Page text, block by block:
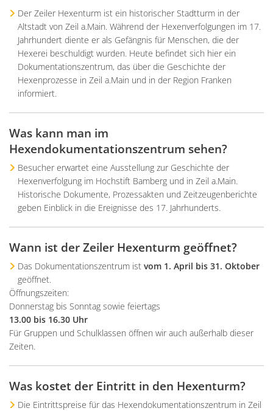
Der Zeiler Hexenturm ist ein historischer Stadtturm in der
Altstadt von Zeil a.Main. Während der Hexenverfolgungen im 17.
Jahrhundert diente er als Gefängnis für Menschen, die der
Hexerei beschuldigt wurden. Heute befindet sich hier ein
Dokumentationszentrum, das über die Geschichte der
Hexenprozesse in Zeil a.Main und in der Region Franken
informiert.
Was kann man im
Hexendokumentationszentrum sehen?
Besucher erwartet eine Ausstellung zur Geschichte der
Hexenverfolgung im Hochstift Bamberg und in Zeil a.Main.
Historische Dokumente, Prozessakten und Zeitzeugenberichte
geben Einblick in die Ereignisse des 17. Jahrhunderts.
Wann ist der Zeiler Hexenturm geöffnet?
Das Dokumentationszentrum ist vom 1. April bis 31. Oktober
geöffnet.
Öffnungszeiten:
Donnerstag bis Sonntag sowie feiertags
13.00 bis 16.30 Uhr
Für Gruppen und Schulklassen öffnen wir auch außerhalb dieser
Zeiten.
Was kostet der Eintritt in den Hexenturm?
Die Eintrittspreise für das Hexendokumentationszentrum in Zeil